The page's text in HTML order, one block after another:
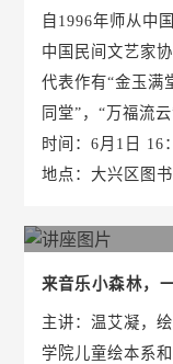
自1996年师从中
中国民间文艺家
代表作有“金玉满
同堂”，“万福流
时间：6月1日 16
地点：大兴区图
来音乐小森林，
主讲：温艾凝，
学院儿童绘本系